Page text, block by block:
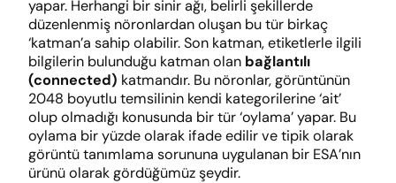
yapar. Herhangi bir sinir ağı, belirli şekillerde
düzenlenmiş nöronlardan oluşan bu tür birkaç
‘katman’a sahip olabilir. Son katman, etiketlerle ilgili
bilgilerin bulunduğu katman olan bağlantılı
(connected) katmandır. Bu nöronlar, görüntünün
2048 boyutlu temsilinin kendi kategorilerine ‘ait’
olup olmadığı konusunda bir tür ‘oylama’ yapar. Bu
oylama bir yüzde olarak ifade edilir ve tipik olarak
görüntü tanımlama sorununa uygulanan bir ESA’nın
ürünü olarak gördüğümüz şeydir.